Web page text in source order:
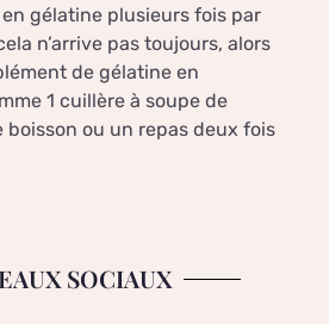
en gélatine plusieurs fois par
n’arrive pas toujours, alors
de gélatine en
1 cuillère à soupe de
ou un repas deux fois
SOCIAUX